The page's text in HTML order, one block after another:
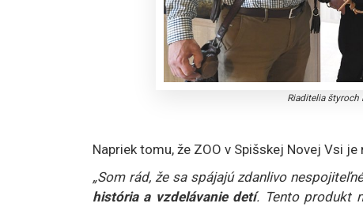
Riaditelia
Napriek tomu, že ZOO v Spišskej Novej Vsi
„Som rád, že sa spájajú zdanlivo
história a vzdelávanie detí. Tento produkt